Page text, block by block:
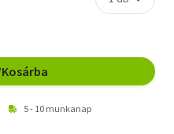
Kosárba
5 - 10 munkanap